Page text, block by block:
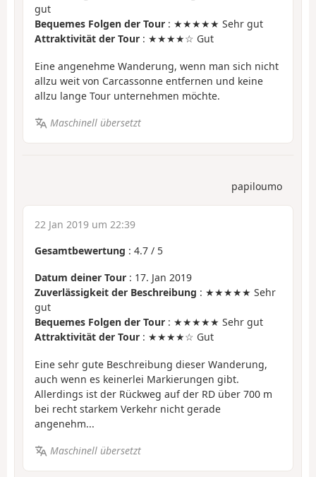
gut
Bequemes Folgen der Tour : ★★★★★ Sehr gut
Attraktivität der Tour : ★★★★☆ Gut
Eine angenehme Wanderung, wenn man sich nicht
allzu weit von Carcassonne entfernen und keine
allzu lange Tour unternehmen möchte.
Maschinell übersetzt
papiloumo
22 Jan 2019 um 22:39
Gesamtbewertung : 4.7 / 5
Datum deiner Tour : 17. Jan 2019
Zuverlässigkeit der Beschreibung : ★★★★★ Sehr
gut
Bequemes Folgen der Tour : ★★★★★ Sehr gut
Attraktivität der Tour : ★★★★☆ Gut
Eine sehr gute Beschreibung dieser Wanderung,
auch wenn es keinerlei Markierungen gibt.
Allerdings ist der Rückweg auf der RD über 700 m
bei recht starkem Verkehr nicht gerade
angenehm...
Maschinell übersetzt